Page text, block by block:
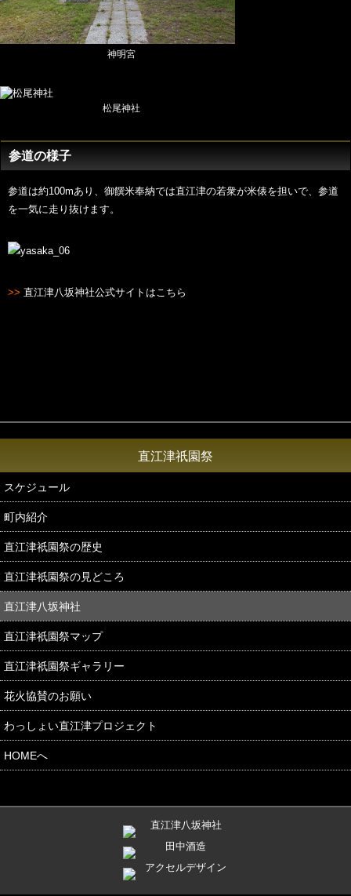
神明宮
松尾神社
参道の様子
参道は約100mあり、御饌米奉納では直江津の若衆が米俵を担いで、参道
を一気に走り抜けます。
>> 直江津八坂神社公式サイトはこちら
直江津祇園祭
スケジュール
町内紹介
直江津祇園祭の歴史
直江津祇園祭の見どころ
直江津八坂神社
直江津祇園祭マップ
直江津祇園祭ギャラリー
花火協賛のお願い
わっしょい直江津プロジェクト
HOMEへ